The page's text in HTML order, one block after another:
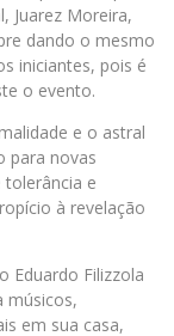
Juarez Moreira,
dando o mesmo
iniciantes, pois é
o evento.
e o astral
para novas
tolerância e
à revelação
Eduardo Filizzola
músicos,
em sua casa,